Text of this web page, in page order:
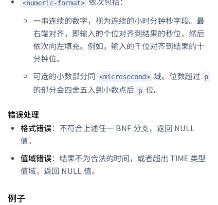
<numeric-format>
一串连续的数字，视为连续的小时分钟秒字段。最
右端对齐，即输入的个位对齐到结果的秒位，然后
依次向左填充。例如，输入的千位对齐到结果的十
分钟位。
可选的小数部分同 <microsecond> 域。位数超过 p
的部分会四舍五入到小数点后 p 位。
错误处理
格式错误：不符合上述任一 BNF 分支，返回 NULL
值。
值域错误：结果不为合法的时间，或者超出 TIME 类型
值域，返回 NULL 值。
例子